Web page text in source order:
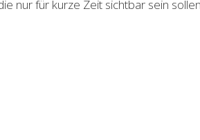
nur für kurze Zeit sichtbar sein